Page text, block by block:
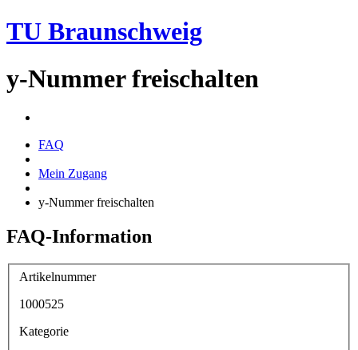
TU Braunschweig
y-Nummer freischalten
FAQ
Mein Zugang
y-Nummer freischalten
FAQ-Information
Artikelnummer
1000525
Kategorie